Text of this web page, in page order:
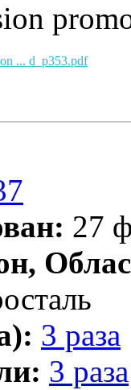
... d_p353.pdf
27
3 раза
3 раза